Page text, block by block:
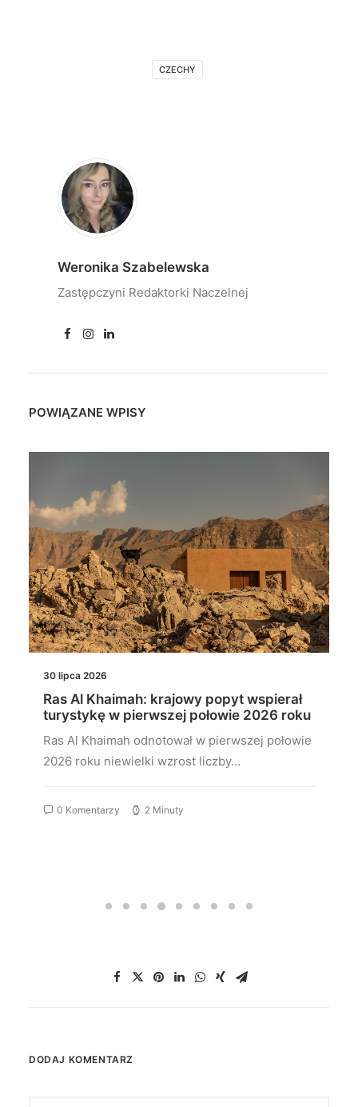
CZECHY
Weronika Szabelewska
Zastępczyni Redaktorki Naczelnej
POWIĄZANE WPISY
30 lipca 2026
Ras Al Khaimah: krajowy popyt wspierał
turystykę w pierwszej połowie 2026 roku
Ras Al Khaimah odnotował w pierwszej połowie
2026 roku niewielki wzrost liczby…
0 Komentarzy 2 Minuty
DODAJ KOMENTARZ